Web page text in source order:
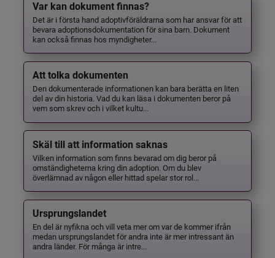
Var kan dokument finnas?
Det är i första hand adoptivföräldrarna som har ansvar för att
bevara adoptionsdokumentation för sina barn. Dokument
kan också finnas hos myndigheter...
Att tolka dokumenten
Den dokumenterade informationen kan bara berätta en liten
del av din historia. Vad du kan läsa i dokumenten beror på
vem som skrev och i vilket kultu...
Skäl till att information saknas
Vilken information som finns bevarad om dig beror på
omständigheterna kring din adoption. Om du blev
överlämnad av någon eller hittad spelar stor rol...
Ursprungslandet
En del är nyfikna och vill veta mer om var de kommer ifrån
medan ursprungslandet för andra inte är mer intressant än
andra länder. För många är intre...